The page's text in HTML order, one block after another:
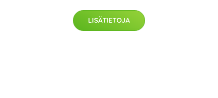
LISÄTIETOJA